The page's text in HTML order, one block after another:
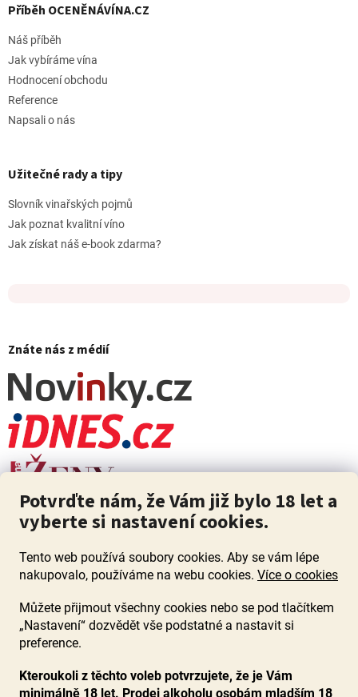
Potvrďte nám, že Vám již bylo 18 let a
vyberte si nastavení cookies.
Tento web používá soubory cookies. Aby se vám lépe
nakupovalo, používáme na webu cookies. Více o cookies
Můžete přijmout všechny cookies nebo se pod tlačítkem
„Nastavení“ dozvědět vše podstatné a nastavit si
preference.
Kteroukoli z těchto voleb potvrzujete, že je Vám
minimálně 18 let. Prodej alkoholu osobám mladším 18
Příběh OCENĚNÁVÍNA.CZ
Náš příběh
Jak vybíráme vína
Hodnocení obchodu
Reference
Napsali o nás
Užitečné rady a tipy
Slovník vinařských pojmů
Jak poznat kvalitní víno
Jak získat náš e-book zdarma?
Znáte nás z médií
ZÁKAZ PRODEJE ALKOHOLU OSOBÁM MLADŠÍM 18 LET. Pijte s
mírou i když pijete s Mírou.